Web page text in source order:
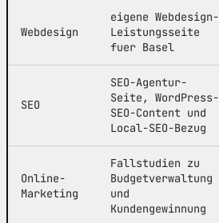
Webdesign
eigene Webdesign-
Leistungsseite
fuer Basel
SEO
SEO-Agentur-
Seite, WordPress-
SEO-Content und
Local-SEO-Bezug
Online-
Marketing
Fallstudien zu
Budgetverwaltung
und
Kundengewinnung